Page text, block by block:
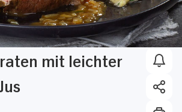
mit leichter